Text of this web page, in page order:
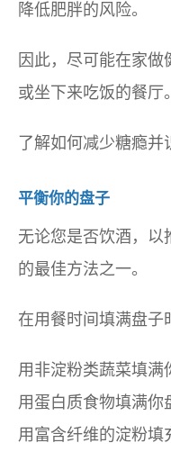
降低肥胖的风险。
因此，尽可能在家
或坐下来吃饭的餐厅。
了解如何减少糖瘾并
平衡你的盘子
无论您是否饮酒，以
的最佳方法之一。
在用餐时间填满盘子
用非淀粉类蔬菜填满
用蛋白质食物填满你
用富含纤维的淀粉填